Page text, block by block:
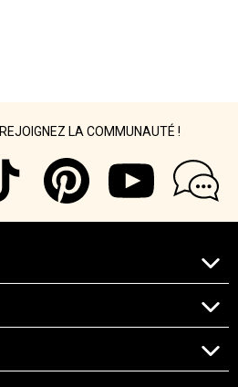
REJOIGNEZ LA COMMUNAUTÉ !